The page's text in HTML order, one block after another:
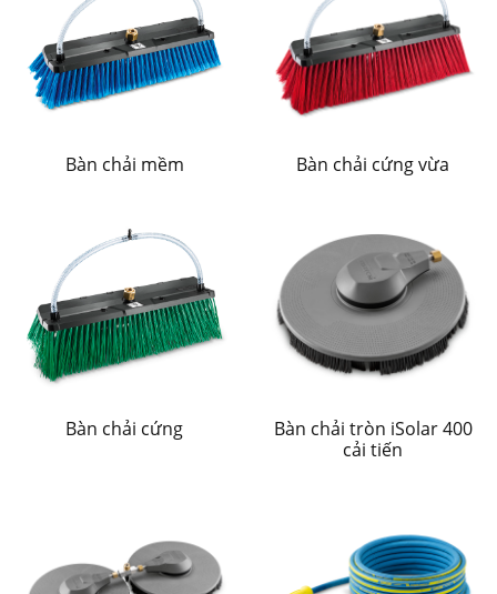
Bàn chải mềm Bàn chải cứng vừa
Bàn chải cứng
Bàn chải tròn iSolar 400
cải tiến